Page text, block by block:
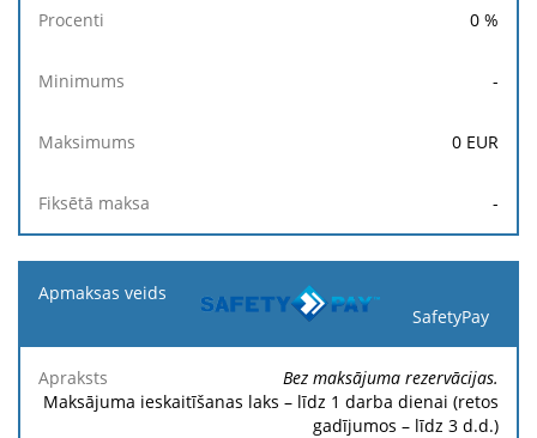
0 %
-
0 EUR
-
SafetyPay
Bez maksājuma rezervācijas.
Maksājuma ieskaitīšanas laks – līdz 1 darba dienai (retos
gadījumos – līdz 3 d.d.)